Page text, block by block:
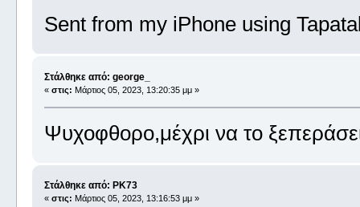
Sent from my iPhone using
Στάλθηκε από: george_
« στις: Μάρτιος 05, 2023, 13:20:35 μμ »
Ψυχοφθορο,μέχρι να το
Στάλθηκε από: PK73
« στις: Μάρτιος 05, 2023, 13:16:53 μμ »